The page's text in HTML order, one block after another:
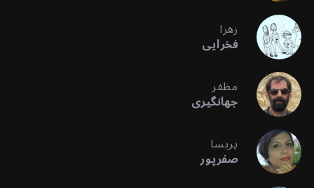
زهرا
فخرایی
مظفر
جهانگیری
پریسا
صفرپور